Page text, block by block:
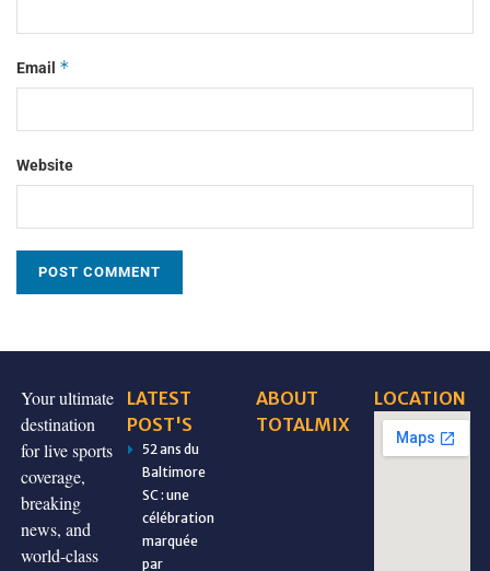
Email *
Website
Your ultimate
destination
for live sports
coverage,
breaking
news, and
world-class
LATEST
POST'S
52 ans du
Baltimore
SC : une
célébration
marquée
par
ABOUT
TOTALMIX
LOCATION